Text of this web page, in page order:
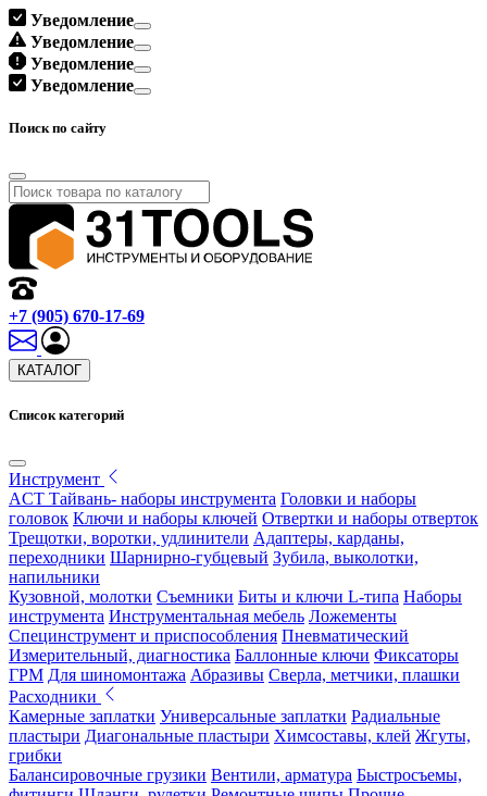
Уведомление
Уведомление
Уведомление
Уведомление
Поиск по сайту
+7 (905) 670-17-69
КАТАЛОГ
Список категорий
Инструмент
ACT Тайвань- наборы инструмента Головки и наборы
головок Ключи и наборы ключей Отвертки и наборы отверток
Трещотки, воротки, удлинители Адаптеры, карданы,
переходники Шарнирно-губцевый Зубила, выколотки,
напильники
Кузовной, молотки Съемники Биты и ключи L-типа Наборы
инструмента Инструментальная мебель Ложементы
Специнструмент и приспособления Пневматический
Измерительный, диагностика Баллонные ключи Фиксаторы
ГРМ Для шиномонтажа Абразивы Сверла, метчики, плашки
Расходники
Камерные заплатки Универсальные заплатки Радиальные
пластыри Диагональные пластыри Химсоставы, клей Жгуты,
грибки
Балансировочные грузики Вентили, арматура Быстросъемы,